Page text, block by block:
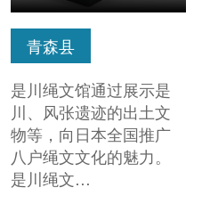
青森县
是川绳文馆通过展示是
川、风张遗迹的出土文
物等，向日本全国推广
八户绳文文化的魅力。
是川绳文…